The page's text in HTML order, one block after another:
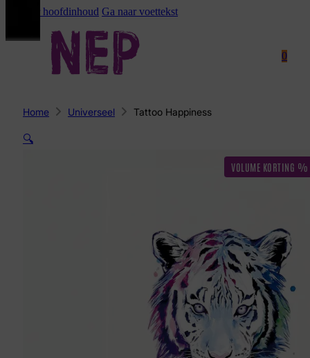
Ga naar hoofdinhoud Ga naar voettekst
0
Home Universeel Tattoo Happiness
🔍